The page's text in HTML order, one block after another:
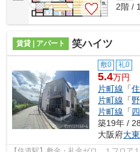
2階 /
賃貸 | アパート 笑ハイツ
敷0 礼0
5.4万円
片町線 「
片町線 「
片町線 「
築19年 /
大阪府大